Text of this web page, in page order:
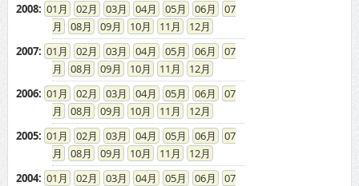
2008: 01 02 03 04 05 06
07
08
09 10 11
12
2007: 01 02 03 04 05 06
07
08
09 10 11
12
2006: 01 02 03 04 05 06
07
08
09 10 11
12
2005: 01 02 03 04 05 06
07
08
09 10 11
12
2004: 01 02 03 04 05 06
07